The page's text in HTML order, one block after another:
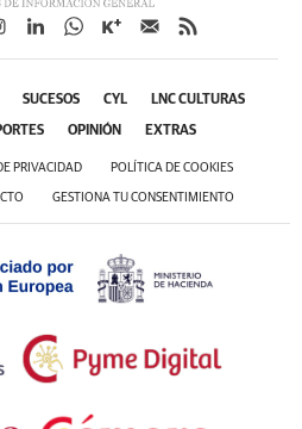
SUCESOS CYL LNC CULTURAS
OPINIÓN EXTRAS
PRIVACIDAD POLÍTICA DE COOKIES
GESTIONA TU CONSENTIMIENTO